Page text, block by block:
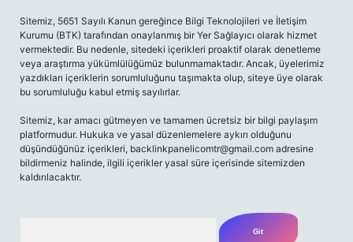
Sitemiz, 5651 Sayılı Kanun gereğince Bilgi Teknolojileri ve İletişim
Kurumu (BTK) tarafından onaylanmış bir Yer Sağlayıcı olarak hizmet
vermektedir. Bu nedenle, sitedeki içerikleri proaktif olarak denetleme
veya araştırma yükümlülüğümüz bulunmamaktadır. Ancak, üyelerimiz
yazdıkları içeriklerin sorumluluğunu taşımakta olup, siteye üye olarak
bu sorumluluğu kabul etmiş sayılırlar.
Sitemiz, kar amacı gütmeyen ve tamamen ücretsiz bir bilgi paylaşım
platformudur. Hukuka ve yasal düzenlemelere aykırı olduğunu
düşündüğünüz içerikleri, backlinkpanelicomtr@gmail.com adresine
bildirmeniz halinde, ilgili içerikler yasal süre içerisinde sitemizden
kaldırılacaktır.